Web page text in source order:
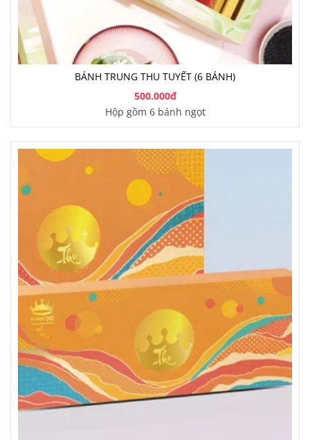
BÁNH TRUNG THU TUYẾT (6 BÁNH)
500.000đ
Hộp gồm 6 bánh ngọt